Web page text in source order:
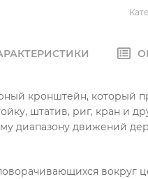
кронштейн, который
штатив, риг, кран и
диапазону движений